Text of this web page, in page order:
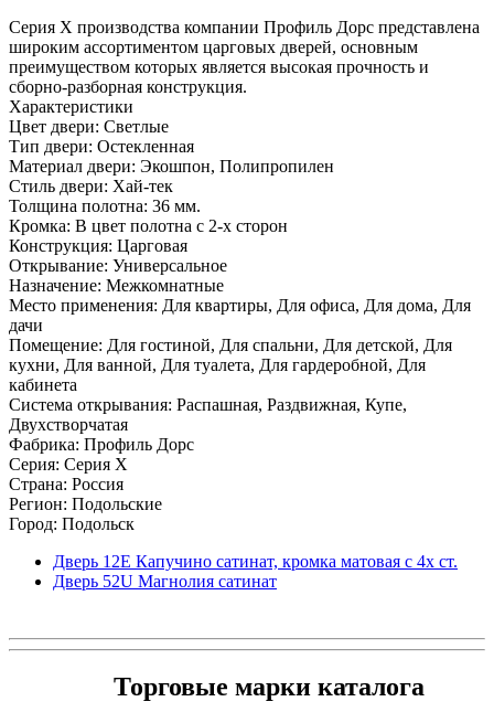
Серия Х производства компании Профиль Дорс представлена
широким ассортиментом царговых дверей, основным
преимуществом которых является высокая прочность и
сборно-разборная конструкция.
Характеристики
Цвет двери: Светлые
Тип двери: Остекленная
Материал двери: Экошпон, Полипропилен
Стиль двери: Хай-тек
Толщина полотна: 36 мм.
Кромка: В цвет полотна с 2-х сторон
Конструкция: Царговая
Открывание: Универсальное
Назначение: Межкомнатные
Место применения: Для квартиры, Для офиса, Для дома, Для
дачи
Помещение: Для гостиной, Для спальни, Для детской, Для
кухни, Для ванной, Для туалета, Для гардеробной, Для
кабинета
Система открывания: Распашная, Раздвижная, Купе,
Двухстворчатая
Фабрика: Профиль Дорс
Серия: Серия X
Страна: Россия
Регион: Подольские
Город: Подольск
Дверь 12Е Капучино сатинат, кромка матовая с 4х ст.
Дверь 52U Магнолия сатинат
Торговые марки каталога